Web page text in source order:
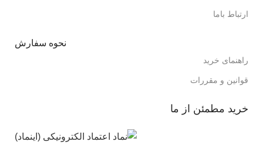
ارتباط باما
نحوه سفارش
راهنمای خرید
قوانین و مقررات
خرید مطمئن از ما